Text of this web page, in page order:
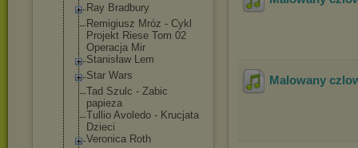
Ray Bradbury
Remigiusz Mróz - Cykl
Projekt Riese Tom 02
Operacja Mir
Stanisław Lem
Star Wars
Tad Szulc - Zabic
papieza
Tullio Avoledo - Krucjata
Dzieci
Veronica Roth
Malowany